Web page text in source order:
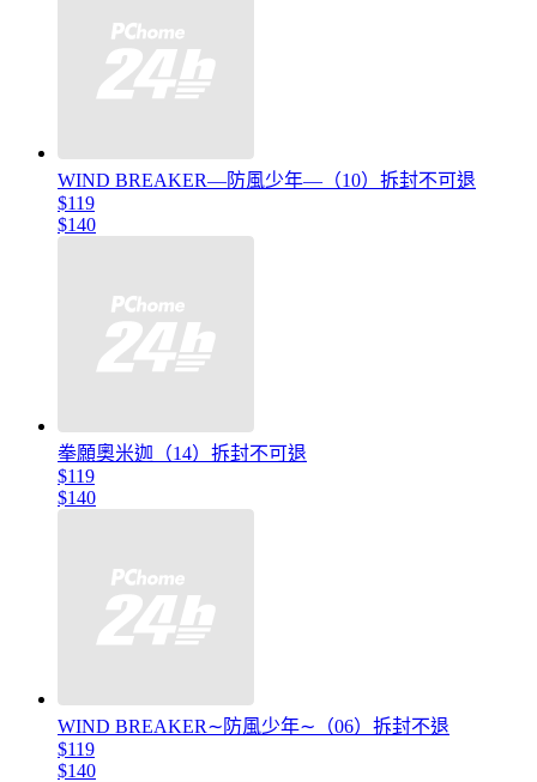
WIND BREAKER—防風少年—（10）拆封不可退
$119
$140
拳願奧米迦（14）拆封不可退
$119
$140
WIND BREAKER∼防風少年∼（06）拆封不退
$119
$140